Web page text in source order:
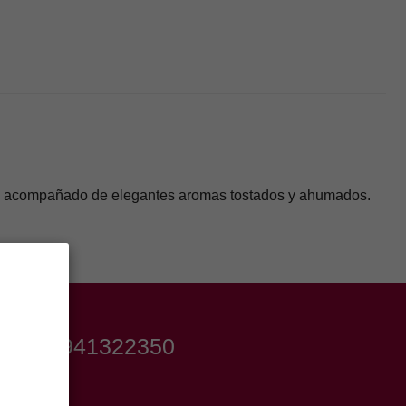
de elegantes aromas tostados y ahumados.
+34 941322350